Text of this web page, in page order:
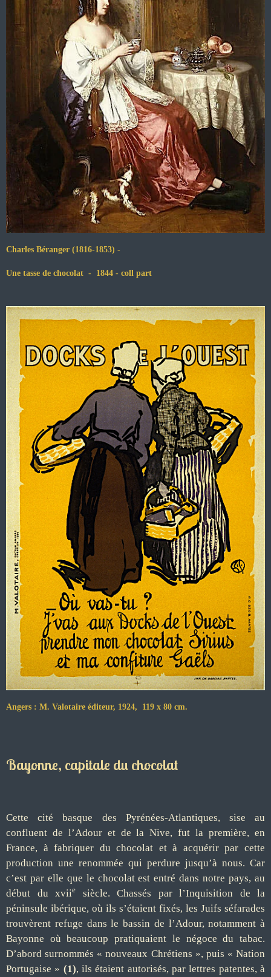
Charles Béranger (1816-1853) -
Une tasse de chocolat - 1844 - coll part
Angers : M. Valotaire éditeur, 1924, 119 x 80 cm.
Bayonne, capitale du chocolat
Cette cité basque des Pyrénées-Atlantiques, sise au
confluent de l’Adour et de la Nive, fut la première, en
France, à fabriquer du chocolat et à acquérir par cette
production une renommée qui perdure jusqu’à nous. Car
c’est par elle que le chocolat est entré dans notre pays, au
début du xviie
siècle. Chassés par l’Inquisition de la
péninsule ibérique, où ils s’étaient fixés, les Juifs séfarades
trouvèrent refuge dans le bassin de l’Adour, notamment à
Bayonne où beaucoup pratiquaient le négoce du tabac.
D’abord surnommés « nouveaux Chrétiens », puis « Nation
Portugaise » (1), ils étaient autorisés, par lettres patentes, à